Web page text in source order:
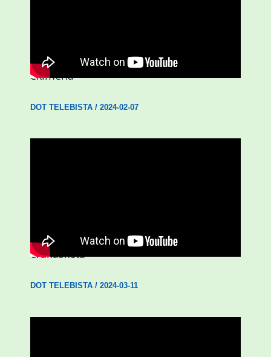
D3.0| Gazteei zuzendutako ZUOK
ekimena
DOT TELEBISTA/ 2024-02-07
D3.0| ‘Emakumeak Aberria eginez’
erakusketa
DOT TELEBISTA/ 2024-03-11